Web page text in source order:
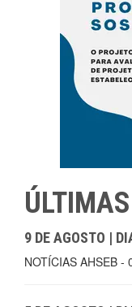
9 DE AGOSTO |
NOTÍCIAS AHSEB -